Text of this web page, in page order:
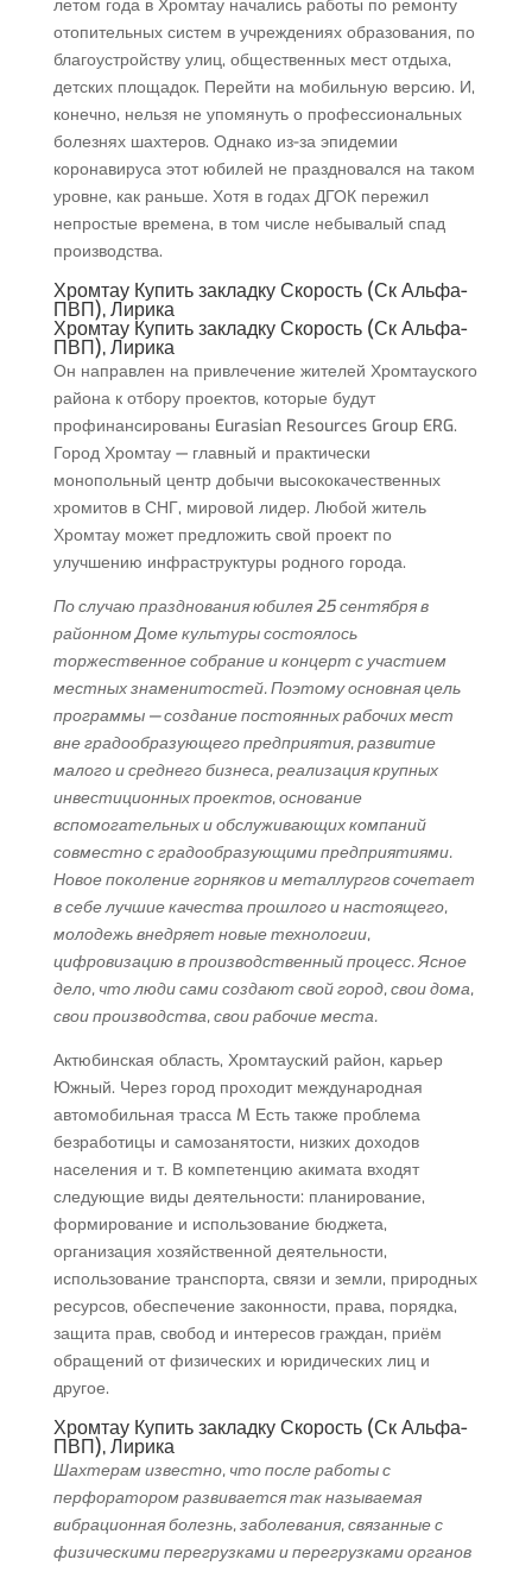
летом года в Хромтау начались работы по ремонту
отопительных систем в учреждениях образования, по
благоустройству улиц, общественных мест отдыха,
детских площадок. Перейти на мобильную версию. И,
конечно, нельзя не упомянуть о профессиональных
болезнях шахтеров. Однако из-за эпидемии
коронавируса этот юбилей не праздновался на таком
уровне, как раньше. Хотя в годах ДГОК пережил
непростые времена, в том числе небывалый спад
производства.
Хромтау Купить закладку Скорость (Ск Альфа-
ПВП), Лирика
Хромтау Купить закладку Скорость (Ск Альфа-
ПВП), Лирика
Он направлен на привлечение жителей Хромтауского
района к отбору проектов, которые будут
профинансированы Eurasian Resources Group ERG.
Город Хромтау — главный и практически
монопольный центр добычи высококачественных
хромитов в СНГ, мировой лидер. Любой житель
Хромтау может предложить свой проект по
улучшению инфраструктуры родного города.
По случаю празднования юбилея 25 сентября в
районном Доме культуры состоялось
торжественное собрание и концерт с участием
местных знаменитостей. Поэтому основная цель
программы — создание постоянных рабочих мест
вне градообразующего предприятия, развитие
малого и среднего бизнеса, реализация крупных
инвестиционных проектов, основание
вспомогательных и обслуживающих компаний
совместно с градообразующими предприятиями.
Новое поколение горняков и металлургов сочетает
в себе лучшие качества прошлого и настоящего,
молодежь внедряет новые технологии,
цифровизацию в производственный процесс. Ясное
дело, что люди сами создают свой город, свои дома,
свои производства, свои рабочие места.
Актюбинская область, Хромтауский район, карьер
Южный. Через город проходит международная
автомобильная трасса M Есть также проблема
безработицы и самозанятости, низких доходов
населения и т. В компетенцию акимата входят
следующие виды деятельности: планирование,
формирование и использование бюджета,
организация хозяйственной деятельности,
использование транспорта, связи и земли, природных
ресурсов, обеспечение законности, права, порядка,
защита прав, свобод и интересов граждан, приём
обращений от физических и юридических лиц и
другое.
Хромтау Купить закладку Скорость (Ск Альфа-
ПВП), Лирика
Шахтерам известно, что после работы с
перфоратором развивается так называемая
вибрационная болезнь, заболевания, связанные с
физическими перегрузками и перегрузками органов